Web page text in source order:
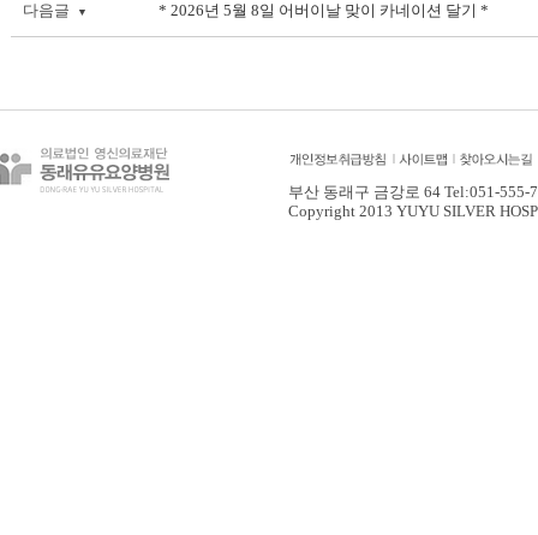
다음글 ▼ * 2026년 5월 8일 어버이날 맞이 카네이션 달기 *
부산 동래구 금강로 64 Tel:051-555-
Copyright 2013 YUYU SILVER